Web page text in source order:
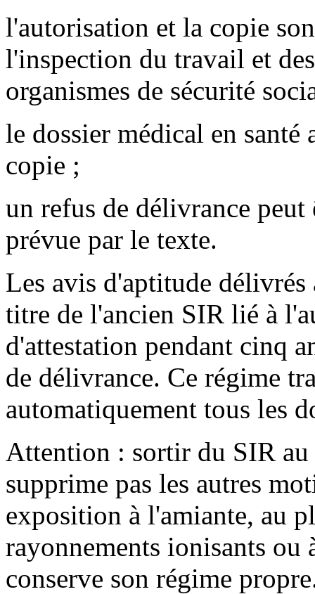
l'autorisation et la copie
l'inspection du travail et
organismes de sécurité
le dossier médical en
copie ;
un refus de délivrance peut
prévue par le texte.
Les avis d'aptitude
titre de l'ancien SIR lié à
d'attestation pendant cinq
de délivrance. Ce régime
automatiquement tous les
Attention : sortir du SIR
supprime pas les autres
exposition à l'amiante, au
rayonnements ionisants ou
conserve son régime